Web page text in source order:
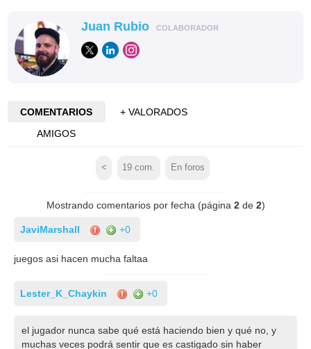
Juan Rubio COLABORADOR
COMENTARIOS
+ VALORADOS
AMIGOS
< 19 com. En foros
Mostrando comentarios por fecha (página 2de 2)
JaviMarshall +0
juegos asi hacen mucha faltaa
Lester_K_Chaykin +0
el jugador nunca sabe qué está haciendo bien y qué no, y
muchas veces podrá sentir que es castigado sin haber